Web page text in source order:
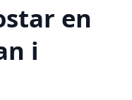
en
i